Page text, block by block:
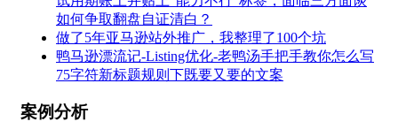
如何争取翻盘自证清白？
做了5年亚马逊站外推广，我整理了100个坑
鸭马逊漂流记-Listing优化-老鸭汤手把手教你怎么写
75字符新标题规则下既要又要的文案
案例分析